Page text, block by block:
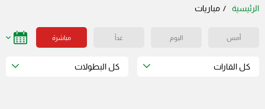
الرئيسية مباريات
أمس اليوم غداً مباشرة
كل القارات كل البطولات